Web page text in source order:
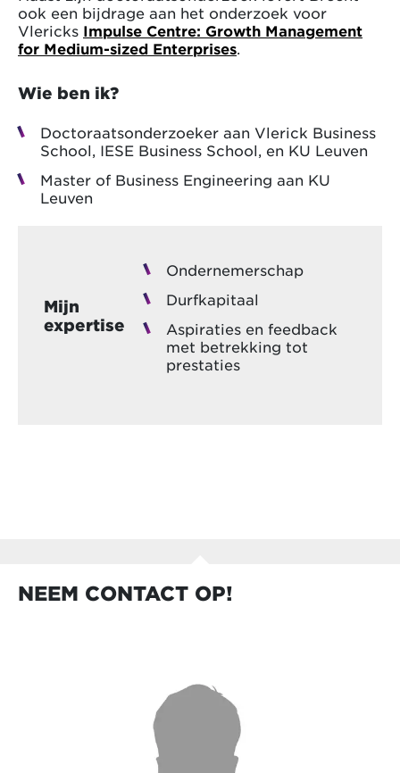
ook een bijdrage aan het onderzoek voor
Vlericks Impulse Centre: Growth Management
for Medium-sized Enterprises.
Wie ben ik?
Doctoraatsonderzoeker aan Vlerick Business
School, IESE Business School, en KU Leuven
Master of Business Engineering aan KU
Leuven
Mijn
expertise
Ondernemerschap
Durfkapitaal
Aspiraties en feedback
met betrekking tot
prestaties
NEEM CONTACT OP!